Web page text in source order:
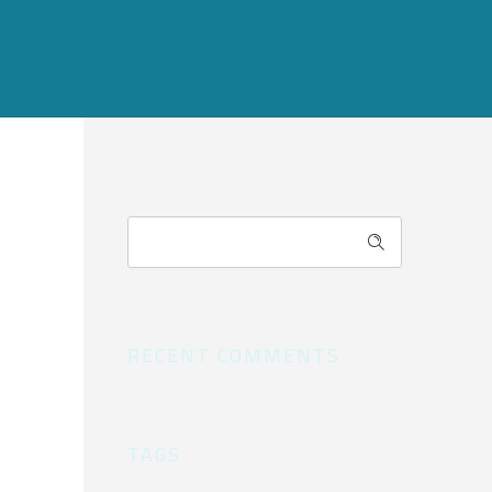
RECENT COMMENTS
TAGS